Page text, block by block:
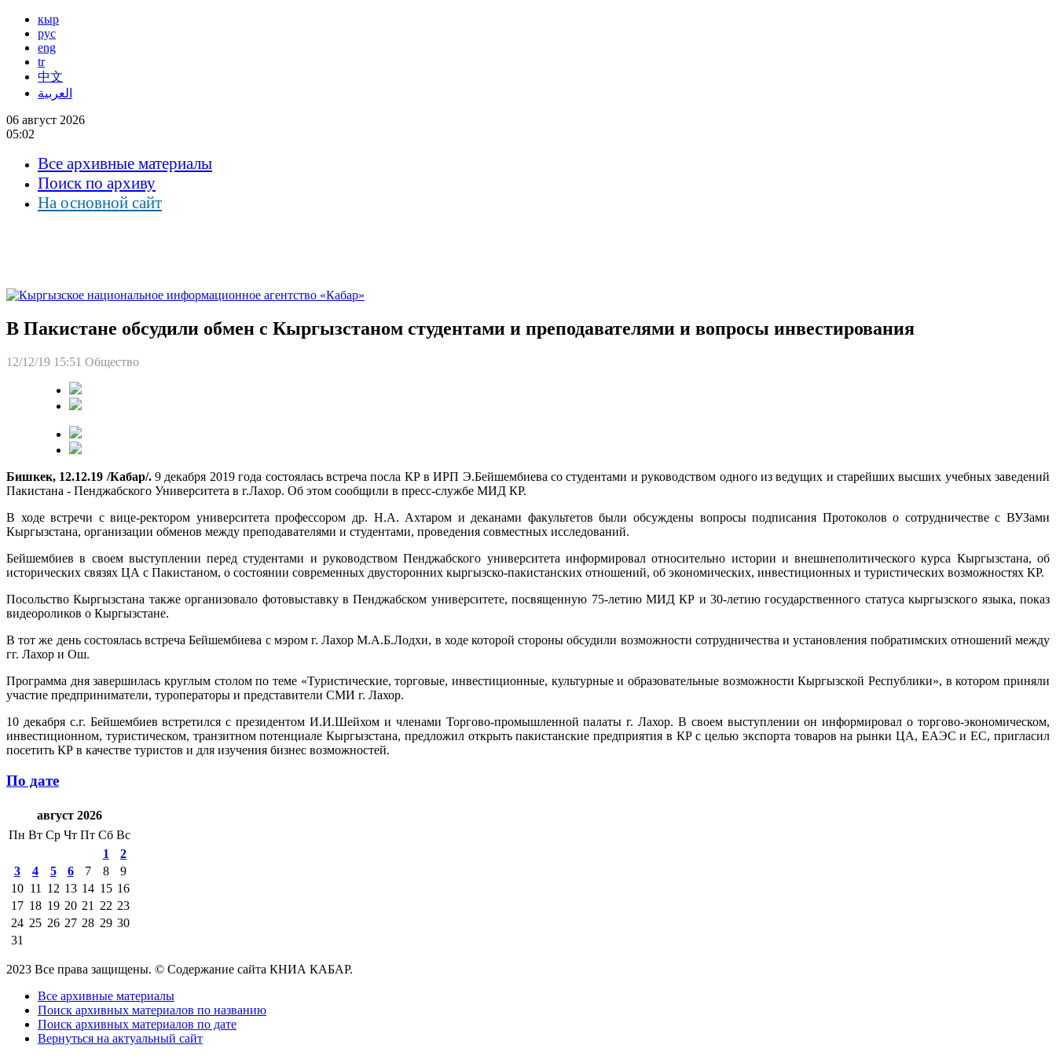
кыр
рус
eng
tr
中文
العربية
06 август 2026
05:02
Все архивные материалы
Поиск по архиву
На основной сайт
В Пакистане обсудили обмен с Кыргызстаном студентами и преподавателями и вопросы инвестирования
12/12/19 15:51 Общество
Бишкек, 12.12.19 /Кабар/.9 декабря 2019 года состоялась встреча посла КР в ИРП Э.Бейшембиева со студентами и руководством одного из ведущих и старейших высших учебных заведений
Пакистана - Пенджабского Университета в г.Лахор. Об этом сообщили в пресс-службе МИД КР.
В ходе встречи с вице-ректором университета профессором др. Н.А. Ахтаром и деканами факультетов были обсуждены вопросы подписания Протоколов о сотрудничестве с ВУЗами
Кыргызстана, организации обменов между преподавателями и студентами, проведения совместных исследований.
Бейшембиев в своем выступлении перед студентами и руководством Пенджабского университета информировал относительно истории и внешнеполитического курса Кыргызстана, об
исторических связях ЦА с Пакистаном, о состоянии современных двусторонних кыргызско-пакистанских отношений, об экономических, инвестиционных и туристических возможностях КР.
Посольство Кыргызстана также организовало фотовыставку в Пенджабском университете, посвященную 75-летию МИД КР и 30-летию государственного статуса кыргызского языка, показ
видеороликов о Кыргызстане.
В тот же день состоялась встреча Бейшембиева с мэром г. Лахор М.А.Б.Лодхи, в ходе которой стороны обсудили возможности сотрудничества и установления побратимских отношений между
гг. Лахор и Ош.
Программа дня завершилась круглым столом по теме «Туристические, торговые, инвестиционные, культурные и образовательные возможности Кыргызской Республики», в котором приняли
участие предприниматели, туроператоры и представители СМИ г. Лахор.
10 декабря с.г. Бейшембиев встретился с президентом И.И.Шейхом и членами Торгово-промышленной палаты г. Лахор. В своем выступлении он информировал о торгово-экономическом,
инвестиционном, туристическом, транзитном потенциале Кыргызстана, предложил открыть пакистанские предприятия в КР с целью экспорта товаров на рынки ЦА, ЕАЭС и ЕС, пригласил
посетить КР в качестве туристов и для изучения бизнес возможностей.
По дате
август 2026
Пн Вт Ср Чт Пт Сб Вс
1
2
3
4 5 6 7 8
9
10 11 12 13 14 15 16
17 18 19 20 21 22 23
24 25 26 27 28 29 30
31
2023 Все права защищены. © Содержание сайта КНИА КАБАР.
Все архивные материалы
Поиск архивных материалов по названию
Поиск архивных материалов по дате
Вернуться на актуальный сайт